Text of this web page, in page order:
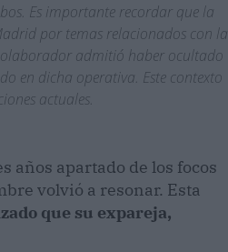
Es importante recordar que la
por temas relacionados con la
admitió haber ocultado
en dicha operativa. Este contexto
actuales.
años apartado de los focos
volvió a resonar. Esta
que su expareja,